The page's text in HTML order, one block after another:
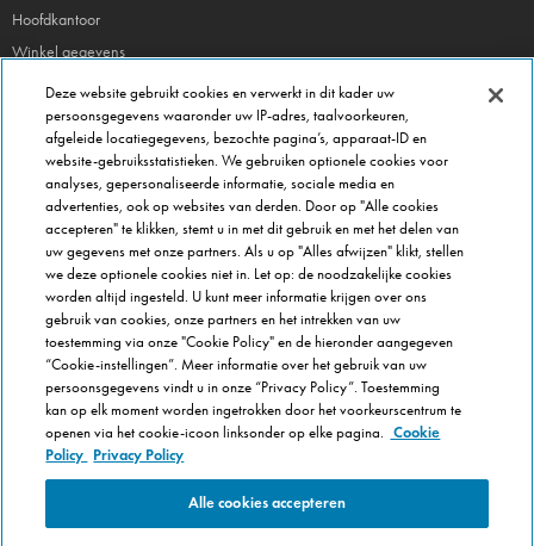
Hoofdkantoor
Winkel gegevens
Beheer je voorkeuren
FRANCHISE INFO
Domino's Franchise
Selectie Criteria
Veel gestelde vragen
OVER DOMINOS
Werken bij Domino's
Onze keuken
Care team (voor medewerkers)
Cookie Policy
Cookie-instellingen
Deze website gebruikt cookies en verwerkt in dit kader uw
persoonsgegevens waaronder uw IP-adres, taalvoorkeuren,
afgeleide locatiegegevens, bezochte pagina’s, apparaat-ID en
website-gebruiksstatistieken. We gebruiken optionele cookies voor
analyses, gepersonaliseerde informatie, sociale media en
advertenties, ook op websites van derden. Door op "Alle cookies
accepteren" te klikken, stemt u in met dit gebruik en met het delen van
uw gegevens met onze partners. Als u op "Alles afwijzen" klikt, stellen
we deze optionele cookies niet in. Let op: de noodzakelijke cookies
worden altijd ingesteld. U kunt meer informatie krijgen over ons
gebruik van cookies, onze partners en het intrekken van uw
toestemming via onze "Cookie Policy" en de hieronder aangegeven
“Cookie-instellingen”. Meer informatie over het gebruik van uw
persoonsgegevens vindt u in onze “Privacy Policy”. Toestemming
kan op elk moment worden ingetrokken door het voorkeurscentrum te
openen via het cookie-icoon linksonder op elke pagina. Cookie
Policy Privacy Policy
Alle cookies accepteren